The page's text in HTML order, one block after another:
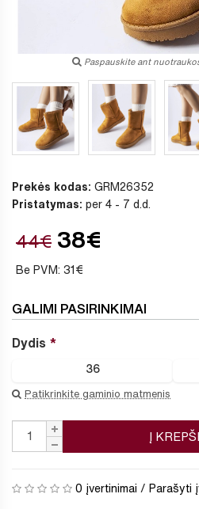
Paspauskite ant
Prekės kodas: GRM26352
Pristatymas: per 4 - 7 d.d.
44€ 38€
Be PVM: 31€
GALIMI PASIRINKIMAI
Dydis
36
Patikrinkite gaminio matmenis
Į
0 įvertinimai / Parašyti